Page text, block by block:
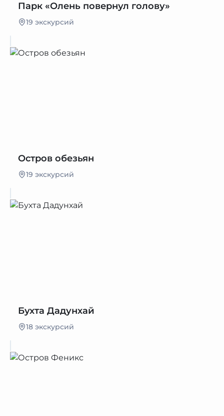
Парк «Олень повернул голову»
19 экскурсий
Остров обезьян
19 экскурсий
Бухта Дадунхай
18 экскурсий